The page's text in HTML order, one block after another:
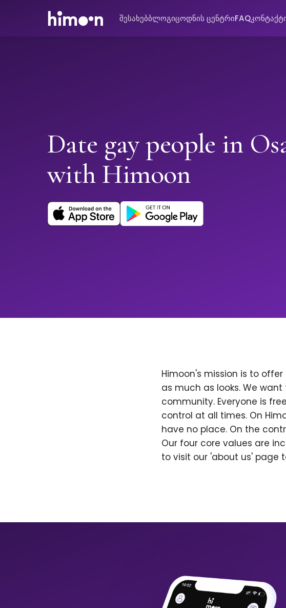
შესახებბლოგიცოდნის ცენტრიFAQ
Date gay people in
with Himoon
Himoon's mission is to
as much as looks. We
community. Everyone is
control at all times. On
have no place. On the
Our four core values are
to visit our 'about us' page